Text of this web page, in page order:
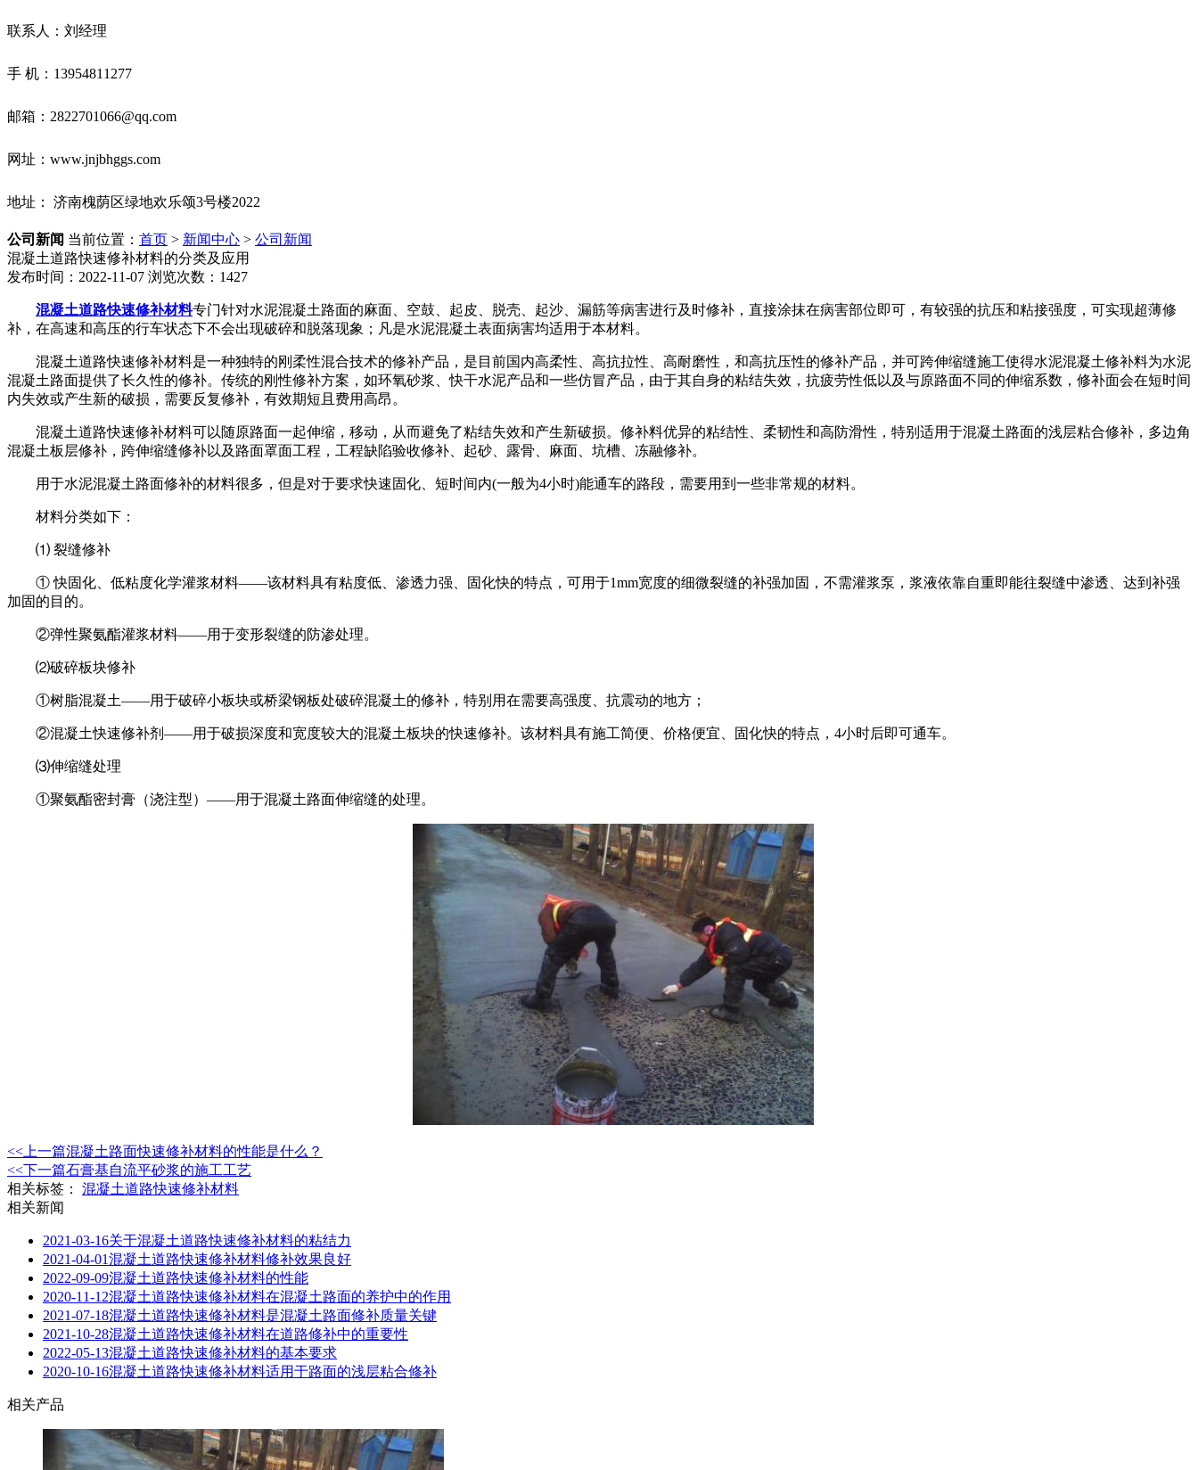
联系人：刘经理
手 机：13954811277
邮箱：2822701066@qq.com
网址：www.jnjbhggs.com
地址： 济南槐荫区绿地欢乐颂3号楼2022
公司新闻 当前位置： 首页 > 新闻中心 > 公司新闻
混凝土道路快速修补材料的分类及应用
发布时间：2022-11-07 浏览次数：1427
混凝土道路快速修补材料专门针对水泥混凝土路面的麻面、空鼓、起皮、脱壳、起沙、漏筋等病害进行及时修补，直接涂抹在病害部位即可，有较强的抗压和粘接强度，可实现超薄修
补，在高速和高压的行车状态下不会出现破碎和脱落现象；凡是水泥混凝土表面病害均适用于本材料。
混凝土道路快速修补材料是一种独特的刚柔性混合技术的修补产品，是目前国内高柔性、高抗拉性、高耐磨性，和高抗压性的修补产品，并可跨伸缩缝施工使得水泥混凝土修补料为水泥
混凝土路面提供了长久性的修补。传统的刚性修补方案，如环氧砂浆、快干水泥产品和一些仿冒产品，由于其自身的粘结失效，抗疲劳性低以及与原路面不同的伸缩系数，修补面会在短时间
内失效或产生新的破损，需要反复修补，有效期短且费用高昂。
混凝土道路快速修补材料可以随原路面一起伸缩，移动，从而避免了粘结失效和产生新破损。修补料优异的粘结性、柔韧性和高防滑性，特别适用于混凝土路面的浅层粘合修补，多边角
混凝土板层修补，跨伸缩缝修补以及路面罩面工程，工程缺陷验收修补、起砂、露骨、麻面、坑槽、冻融修补。
用于水泥混凝土路面修补的材料很多，但是对于要求快速固化、短时间内(一般为4小时)能通车的路段，需要用到一些非常规的材料。
材料分类如下：
⑴ 裂缝修补
① 快固化、低粘度化学灌浆材料——该材料具有粘度低、渗透力强、固化快的特点，可用于1mm宽度的细微裂缝的补强加固，不需灌浆泵，浆液依靠自重即能往裂缝中渗透、达到补强
加固的目的。
②弹性聚氨酯灌浆材料——用于变形裂缝的防渗处理。
⑵破碎板块修补
①树脂混凝土——用于破碎小板块或桥梁钢板处破碎混凝土的修补，特别用在需要高强度、抗震动的地方；
②混凝土快速修补剂——用于破损深度和宽度较大的混凝土板块的快速修补。该材料具有施工简便、价格便宜、固化快的特点，4小时后即可通车。
⑶伸缩缝处理
①聚氨酯密封膏（浇注型）——用于混凝土路面伸缩缝的处理。
<<上一篇混凝土路面快速修补材料的性能是什么？
<<下一篇石膏基自流平砂浆的施工工艺
相关标签： 混凝土道路快速修补材料
相关新闻
2021-03-16关于混凝土道路快速修补材料的粘结力
2021-04-01混凝土道路快速修补材料修补效果良好
2022-09-09混凝土道路快速修补材料的性能
2020-11-12混凝土道路快速修补材料在混凝土路面的养护中的作用
2021-07-18混凝土道路快速修补材料是混凝土路面修补质量关键
2021-10-28混凝土道路快速修补材料在道路修补中的重要性
2022-05-13混凝土道路快速修补材料的基本要求
2020-10-16混凝土道路快速修补材料适用于路面的浅层粘合修补
相关产品